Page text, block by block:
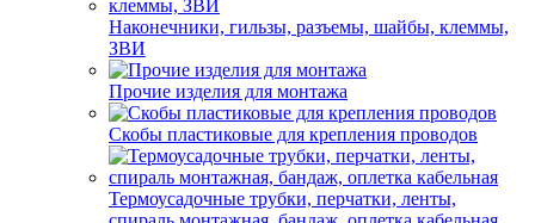
Наконечники, гильзы, разъемы, шайбы, клеммы,
ЗВИ
Прочие изделия для монтажа
Скобы пластиковые для крепления проводов
Термоусадочные трубки, перчатки, ленты,